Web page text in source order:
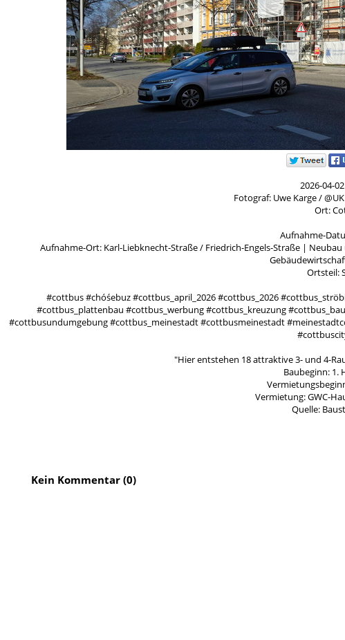
2026-04-
Fotograf: Uwe Karge /
Ort:
Aufnahme-
Aufnahme-Ort: Karl-Liebknecht-Straße / Friedrich-Engels-Straße |
Ortsteil:
#cottbus #chóśebuz #cottbus_april_2026 #cottbus_2026
#cottbus_plattenbau #cottbus_werbung #cottbus_kreuzung
#cottbusundumgebung #cottbus_meinestadt #cottbusmeinestadt
"Hier entstehen 18 attraktive 3- und 4-
Baubeginn: 1.
Vermietung: GWC-
Quelle:
Kein Kommentar (0)